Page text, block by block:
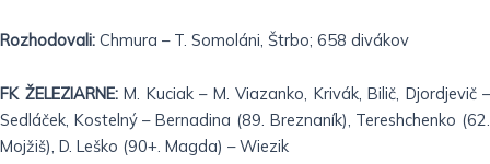
Rozhodovali: Chmura – T. Somoláni, Štrbo; 658 divákov
FK ŽELEZIARNE:M. Kuciak – M. Viazanko, Krivák, Bilič, Djordjevič –
Sedláček, Kostelný – Bernadina (89. Breznaník), Tereshchenko (62.
Mojžiš), D. Leško (90+. Magda) – Wiezik